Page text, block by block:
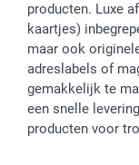
producten. Luxe
kaartjes)
maar ook
adreslabels of
gemakkelijk te
een snelle
producten voor